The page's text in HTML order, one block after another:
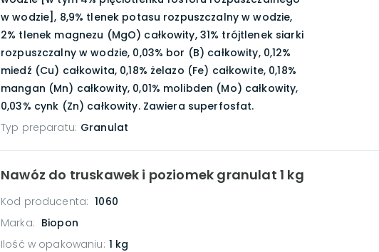
w wodzie], 8,9% tlenek potasu rozpuszczalny w wodzie,
2% tlenek magnezu (MgO) całkowity, 31% trójtlenek siarki
rozpuszczalny w wodzie, 0,03% bor (B) całkowity, 0,12%
miedź (Cu) całkowita, 0,18% żelazo (Fe) całkowite, 0,18%
mangan (Mn) całkowity, 0,01% molibden (Mo) całkowity,
0,03% cynk (Zn) całkowity. Zawiera superfosfat.
Typ preparatu: Granulat
Nawóz do truskawek i poziomek granulat 1 kg
Kod producenta: 1060
Marka: Biopon
Ilość w opakowaniu: 1 kg